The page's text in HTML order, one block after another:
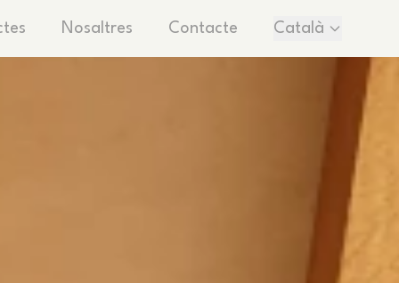
Nosaltres Contacte Català